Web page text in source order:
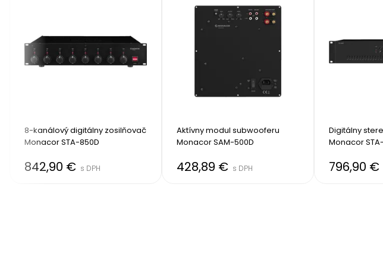
8-kanálový digitálny zosilňovač
Monacor STA-850D
842,90 € s DPH
Aktívny modul subwooferu
Monacor SAM-500D
428,89 € s DPH
Digitálny
Monacor
796,90 €